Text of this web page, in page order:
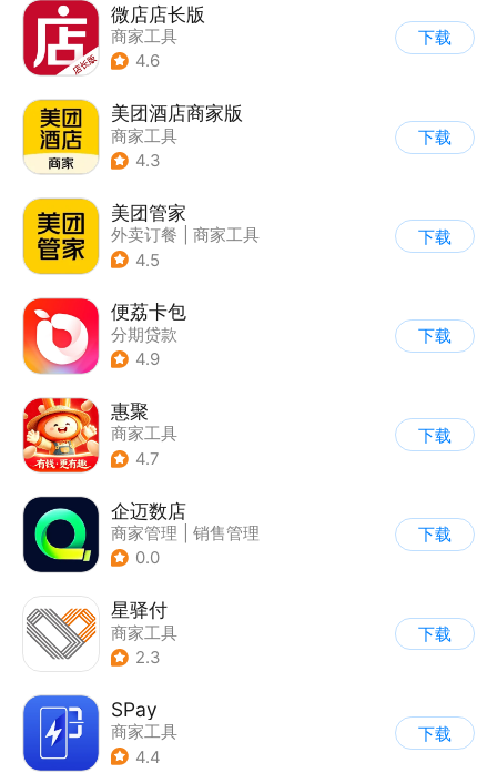
微店店长版
商家工具
4.6
下载
美团酒店商家版
商家工具
4.3
下载
美团管家
外卖订餐
商家工具
4.5
下载
便荔卡包
分期贷款
4.9
下载
惠聚
商家工具
4.7
下载
企迈数店
商家管理
销售管理
0.0
下载
星驿付
商家工具
2.3
下载
SPay
商家工具
4.4
下载